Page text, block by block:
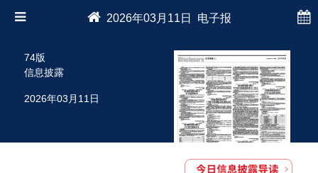
2026年03月11日 电子报
74版
信息披露
2026年03月11日